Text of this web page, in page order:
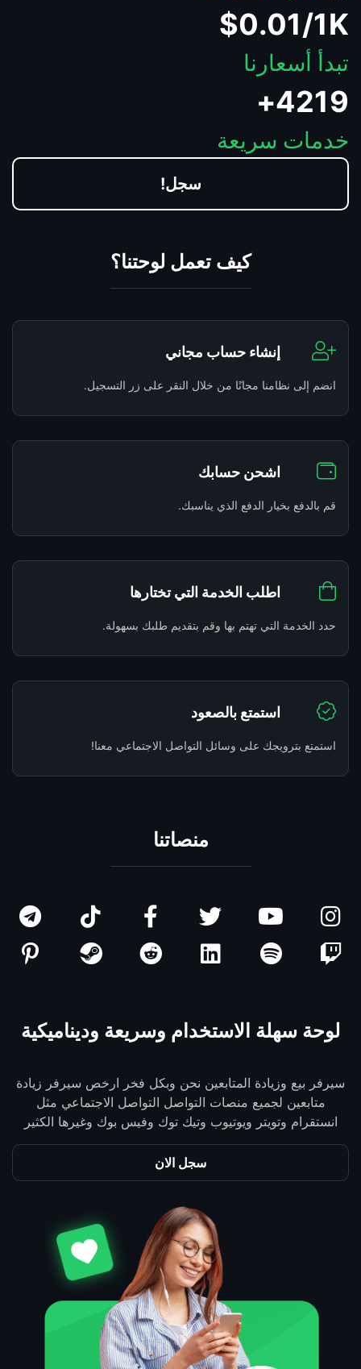
$0.01/1K
تبدأ أسعارنا
4219+
خدمات سريعة
سجل!
كيف تعمل لوحتنا؟
إنشاء حساب مجاني
انضم إلى نظامنا مجانًا من خلال النقر على زر التسجيل.
اشحن حسابك
قم بالدفع بخيار الدفع الذي يناسبك.
اطلب الخدمة التي تختارها
حدد الخدمة التي تهتم بها وقم بتقديم طلبك بسهولة.
استمتع بالصعود
استمتع بترويجك على وسائل التواصل الاجتماعي معنا!
منصاتنا
لوحة سهلة الاستخدام وسريعة وديناميكية
سيرفر بيع وزيادة المتابعين نحن وبكل فخر ارخص سيرفر زيادة
متابعين لجميع منصات التواصل التواصل الاجتماعي مثل
انستقرام وتويتر ويوتيوب وتيك توك وفيس بوك وغيرها الكثير
سجل الان